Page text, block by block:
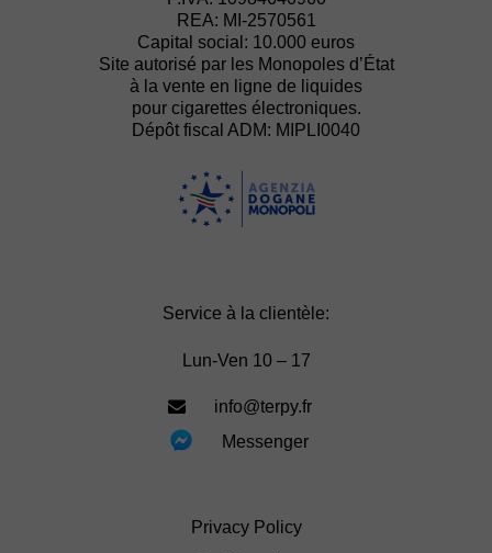
REA: MI-2570561
Capital social: 10.000 euros
Site autorisé par les Monopoles d’État
à la vente en ligne de liquides
pour cigarettes électroniques.
Dépôt fiscal ADM: MIPLI0040
Service à la clientèle:
Lun-Ven 10 – 17
info@terpy.fr
Messenger
Privacy Policy